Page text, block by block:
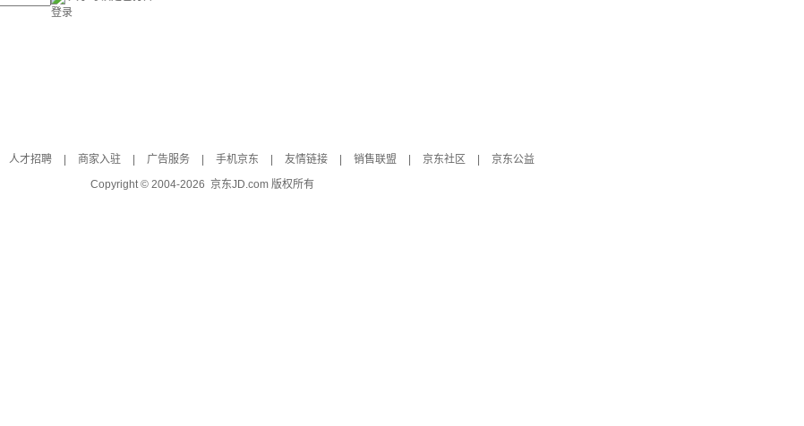
登录
人才招聘 商家入驻 广告服务 手机京东 友情链接 销售联盟 京东社区
京东公益
Copyright © 2004-2026 京东JD.com 版权所有